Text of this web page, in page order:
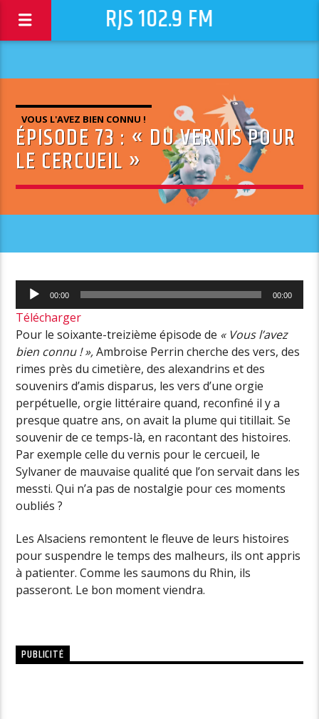
RJS 102.9 FM
VOUS L'AVEZ BIEN CONNU !
ÉPISODE 73 : « DU VERNIS POUR
LE CERCUEIL »
Lecteur
audio
00:00 00:00
Télécharger
Pour le soixante-treizième épisode de « Vous l’avez
bien connu ! »,Ambroise Perrin cherche des vers, des
rimes près du cimetière, des alexandrins et des
souvenirs d’amis disparus, les vers d’une orgie
perpétuelle, orgie littéraire quand, reconfiné il y a
presque quatre ans, on avait la plume qui titillait. Se
souvenir de ce temps-là, en racontant des histoires.
Par exemple celle du vernis pour le cercueil, le
Sylvaner de mauvaise qualité que l’on servait dans les
messti. Qui n’a pas de nostalgie pour ces moments
oubliés ?
Les Alsaciens remontent le fleuve de leurs histoires
pour suspendre le temps des malheurs, ils ont appris
à patienter. Comme les saumons du Rhin, ils
passeront. Le bon moment viendra.
PUBLICITÉ